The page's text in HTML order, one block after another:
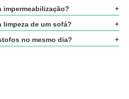
impermeabilização?
limpeza de um sofá?
no mesmo dia?